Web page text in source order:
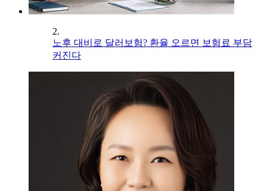
2.
노후 대비로 달러보험? 환율 오르면 보험료 부담
커진다